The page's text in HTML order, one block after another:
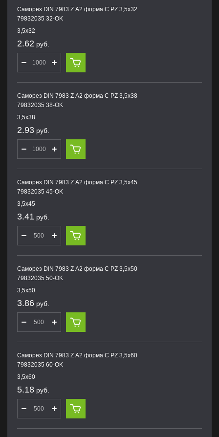
Саморез DIN 7983 Z А2 форма С PZ 3,5х32
79832035 32-OK
3,5х32
2.62 руб.
Саморез DIN 7983 Z А2 форма С PZ 3,5х38
79832035 38-OK
3,5х38
2.93 руб.
Саморез DIN 7983 Z А2 форма С PZ 3,5х45
79832035 45-OK
3,5х45
3.41 руб.
Саморез DIN 7983 Z А2 форма С PZ 3,5х50
79832035 50-OK
3,5х50
3.86 руб.
Саморез DIN 7983 Z А2 форма С PZ 3,5х60
79832035 60-OK
3,5х60
5.18 руб.